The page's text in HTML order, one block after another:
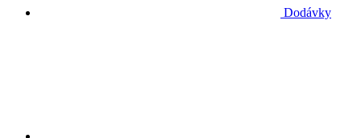
Dodávky